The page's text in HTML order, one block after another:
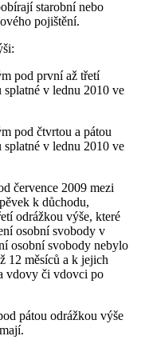
starobní nebo
pojištění.
pod první až třetí
v lednu 2010 ve
pod čtvrtou a pátou
v lednu 2010 ve
července 2009 mezi
k důchodu,
odrážkou výše, které
osobní svobody v
osobní svobody nebylo
12 měsíců a k jejich
vdovy či vdovci po
pátou odrážkou výše